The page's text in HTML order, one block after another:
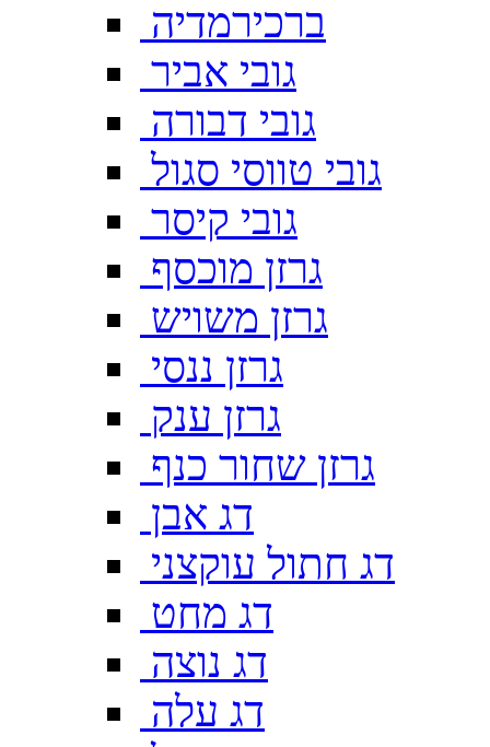
ברכירמדיה
גובי אביר
גובי דבורה
גובי טווסי סגול
גובי קיסר
גרזן מוכסף
גרזן משויש
גרזן ננסי
גרזן ענק
גרזן שחור כנף
דג אבן
דג חתול עוקצני
דג מחט
דג נוצה
דג עלה